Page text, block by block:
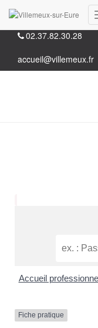
35, Grande rue
02.37.82.30.28
accueil@villemeux.fr
Accueil
Fiche pratique